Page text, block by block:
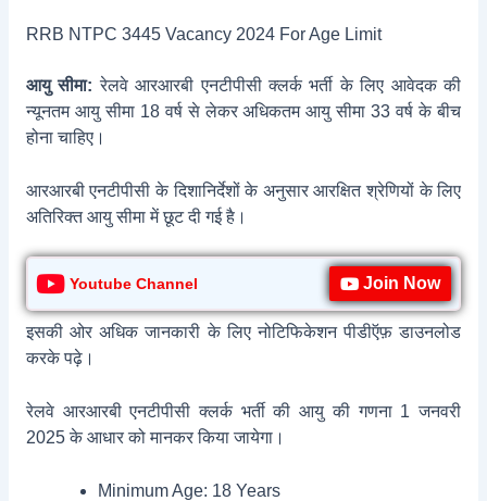
RRB NTPC 3445 Vacancy 2024 For Age Limit
आयु सीमा: रेलवे आरआरबी एनटीपीसी क्लर्क भर्ती के लिए आवेदक की
न्यूनतम आयु सीमा 18 वर्ष से लेकर अधिकतम आयु सीमा 33 वर्ष के बीच
होना चाहिए।
आरआरबी एनटीपीसी के दिशानिर्देशों के अनुसार आरक्षित श्रेणियों के लिए
अतिरिक्त आयु सीमा में छूट दी गई है।
Youtube Channel Join Now
इसकी ओर अधिक जानकारी के लिए नोटिफिकेशन पीडीऍफ़ डाउनलोड
करके पढ़े।
रेलवे आरआरबी एनटीपीसी क्लर्क भर्ती की आयु की गणना 1 जनवरी
2025 के आधार को मानकर किया जायेगा।
Minimum Age: 18 Years